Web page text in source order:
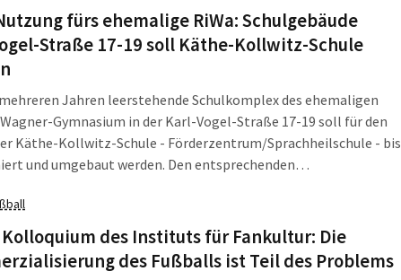
fürs ehemalige RiWa: Schulgebäude
Straße 17-19 soll Käthe-Kollwitz-Schule
Jahren leerstehende Schulkomplex des ehemaligen
Gymnasium in der Karl-Vogel-Straße 17-19 soll für den
Käthe-Kollwitz-Schule - Förderzentrum/Sprachheilschule - bis
und umgebaut werden. Den entsprechenden
24. Juli, auf Vorschlag von Bürgermeister Thomas Fabian.
Kolloquium des Instituts für Fankultur: Die
des Fußballs ist Teil des Problems